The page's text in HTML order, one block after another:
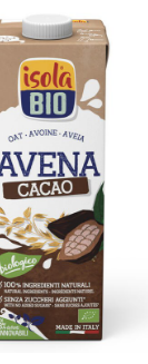
Control
Extracto
Ácidos
Bienestar
Jalea Real
Memoria
Hierro
Deporte
Digestivos
Proteína
Energía